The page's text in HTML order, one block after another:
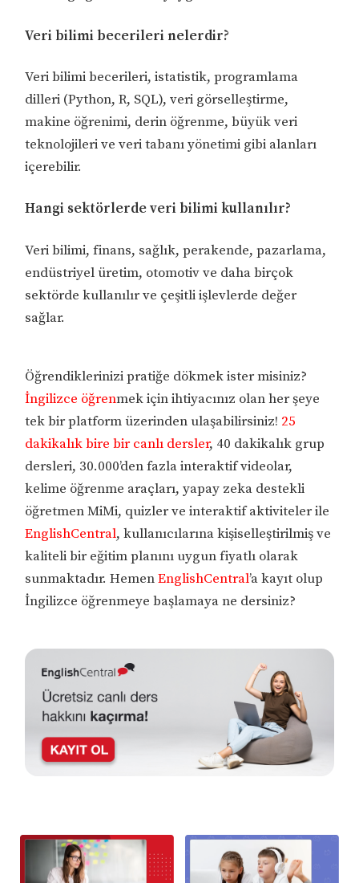
Veri bilimi becerileri nelerdir?
Veri bilimi becerileri, istatistik, programlama
dilleri (Python, R, SQL), veri görselleştirme,
makine öğrenimi, derin öğrenme, büyük veri
teknolojileri ve veri tabanı yönetimi gibi alanları
içerebilir.
Hangi sektörlerde veri bilimi kullanılır?
Veri bilimi, finans, sağlık, perakende, pazarlama,
endüstriyel üretim, otomotiv ve daha birçok
sektörde kullanılır ve çeşitli işlevlerde değer
sağlar.
Öğrendiklerinizi pratiğe dökmek ister misiniz?
İngilizce öğrenmek için ihtiyacınız olan her şeye
tek bir platform üzerinden ulaşabilirsiniz! 25
dakikalık bire bir canlı dersler, 40 dakikalık grup
dersleri, 30.000’den fazla interaktif videolar,
kelime öğrenme araçları, yapay zeka destekli
öğretmen MiMi, quizler ve interaktif aktiviteler ile
EnglishCentral, kullanıcılarına kişiselleştirilmiş ve
kaliteli bir eğitim planını uygun fiyatlı olarak
sunmaktadır. HemenEnglishCentral’a kayıt olup
İngilizce öğrenmeye başlamaya ne dersiniz?